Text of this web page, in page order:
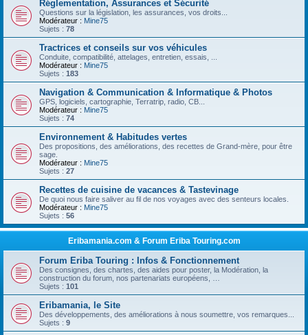
Réglementation, Assurances et Sécurité
Questions sur la législation, les assurances, vos droits...
Modérateur : Mine75
Sujets : 78
Tractrices et conseils sur vos véhicules
Conduite, compatibilité, attelages, entretien, essais, ...
Modérateur : Mine75
Sujets : 183
Navigation & Communication & Informatique & Photos
GPS, logiciels, cartographie, Terratrip, radio, CB...
Modérateur : Mine75
Sujets : 74
Environnement & Habitudes vertes
Des propositions, des améliorations, des recettes de Grand-mère, pour être
sage.
Modérateur : Mine75
Sujets : 27
Recettes de cuisine de vacances & Tastevinage
De quoi nous faire saliver au fil de nos voyages avec des senteurs locales.
Modérateur : Mine75
Sujets : 56
Eribamania.com & Forum Eriba Touring.com
Forum Eriba Touring : Infos & Fonctionnement
Des consignes, des chartes, des aides pour poster, la Modération, la
construction du forum, nos partenariats européens, …
Sujets : 101
Eribamania, le Site
Des développements, des améliorations à nous soumettre, vos remarques...
Sujets : 9